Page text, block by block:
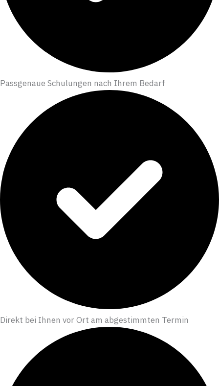
Passgenaue Schulungen nach Ihrem Bedarf
Direkt bei Ihnen vor Ort am abgestimmten Termin